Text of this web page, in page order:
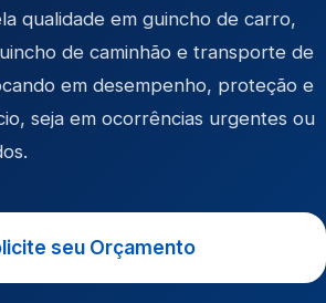
qualidade em guincho de carro,
de caminhão e transporte de
em desempenho, proteção e
seja em ocorrências urgentes ou
seu Orçamento